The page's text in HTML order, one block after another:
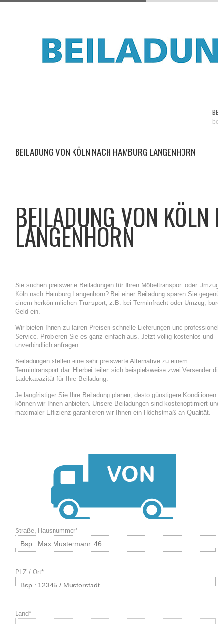
BEILADUNG VON KÖLN NACH HAMBURG LANGENHORN
BEILADUNG VON
LANGENHORN
Sie suchen preiswerte Beiladungen für Ihren Möbeltransport oder
Köln nach Hamburg Langenhorn? Bei einer Beiladung sparen Sie
einem herkömmlichen Transport, z.B. bei Terminfracht oder Umzug,
Geld ein.
Wir bieten Ihnen zu fairen Preisen schnelle Lieferungen und
Service. Probieren Sie es ganz einfach aus. Jetzt völlig kostenlos und
unverbindlich anfragen.
Beiladungen stellen eine sehr preiswerte Alternative zu einem
Termintransport dar. Hierbei teilen sich beispielsweise zwei Versender
Ladekapazität für Ihre Beiladung.
Je langfristiger Sie Ihre Beiladung planen, desto günstigere Konditionen
können wir Ihnen anbieten. Unsere Beiladungen sind kostenoptimiert
maximaler Effizienz garantieren wir Ihnen ein Höchstmaß an Qualität.
Straße, Hausnummer*
PLZ / Ort*
Land*